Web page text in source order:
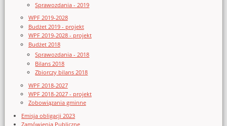
Sprawozdania - 2019
WPF 2019-2028
Budżet 2019 - projekt
WPF 2019-2028 - projekt
Budżet 2018
Sprawozdania - 2018
Bilans 2018
Zbiorczy bilans 2018
WPF 2018-2027
WPF 2018-2027 - projekt
Zobowiązania gminne
Emisja obligacji 2023
Zamówienia Publiczne